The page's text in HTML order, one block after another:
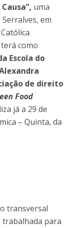
uma
em
como
Escola do
de direito
Food
já a 29 de
– Quinta, da
transversal
trabalhada para